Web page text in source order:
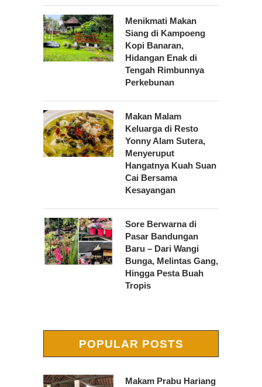
Menikmati Makan
Siang di Kampoeng
Kopi Banaran,
Hidangan Enak di
Tengah Rimbunnya
Perkebunan
Makan Malam
Keluarga di Resto
Yonny Alam Sutera,
Menyeruput
Hangatnya Kuah Suan
Cai Bersama
Kesayangan
Sore Berwarna di
Pasar Bandungan
Baru – Dari Wangi
Bunga, Melintas Gang,
Hingga Pesta Buah
Tropis
POPULAR POSTS
Makam Prabu Hariang